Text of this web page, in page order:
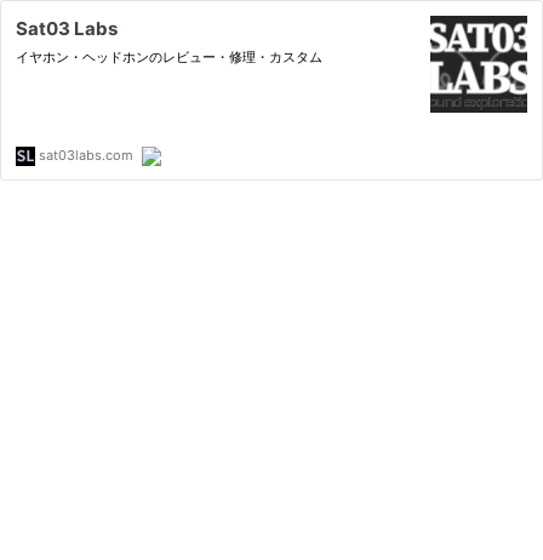
Sat03 Labs
イヤホン・ヘッドホンのレビュー・修理・カスタム
sat03labs.com